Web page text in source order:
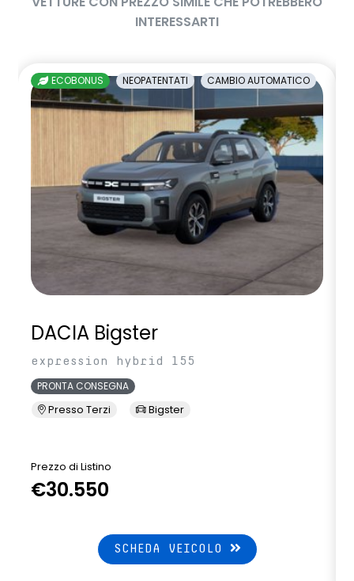
INTERESSARTI
ECOBONUS NEOPATENTATI CAMBIO AUTOMATICO
DACIA Bigster
expression hybrid 155
PRONTA CONSEGNA
Presso Terzi Bigster
Prezzo di Listino
€30.550
SCHEDA VEICOLO